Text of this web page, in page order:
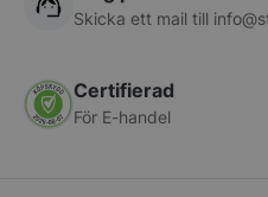
Skicka ett mail till
Certifierad
För E-handel
Privacy Policy